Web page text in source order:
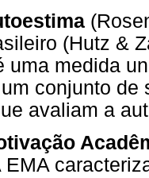
(Hutz &
uma medida
conjunto
avaliam a
EMA